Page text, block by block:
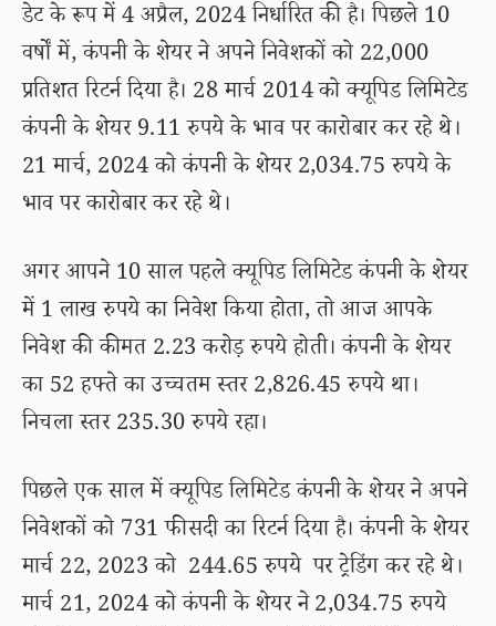
डेट के रूप में 4 अप्रैल, 2024 निर्धारित की है। पिछले 10
वर्षों में, कंपनी के शेयर ने अपने निवेशकों को 22,000
प्रतिशत रिटर्न दिया है। 28 मार्च 2014 को क्यूपिड लिमिटेड
कंपनी के शेयर 9.11 रुपये के भाव पर कारोबार कर रहे थे।
21 मार्च, 2024 को कंपनी के शेयर 2,034.75 रुपये के
भाव पर कारोबार कर रहे थे।
अगर आपने 10 साल पहले क्यूपिड लिमिटेड कंपनी के शेयर
में 1 लाख रुपये का निवेश किया होता, तो आज आपके
निवेश की कीमत 2.23 करोड़ रुपये होती। कंपनी के शेयर
का 52 हफ्ते का उच्चतम स्तर 2,826.45 रुपये था।
निचला स्तर 235.30 रुपये रहा।
पिछले एक साल में क्यूपिड लिमिटेड कंपनी के शेयर ने अपने
निवेशकों को 731 फीसदी का रिटर्न दिया है। कंपनी के शेयर
मार्च 22, 2023 को 244.65 रुपये पर ट्रेडिंग कर रहे थे।
मार्च 21, 2024 को कंपनी के शेयर ने 2,034.75 रुपये